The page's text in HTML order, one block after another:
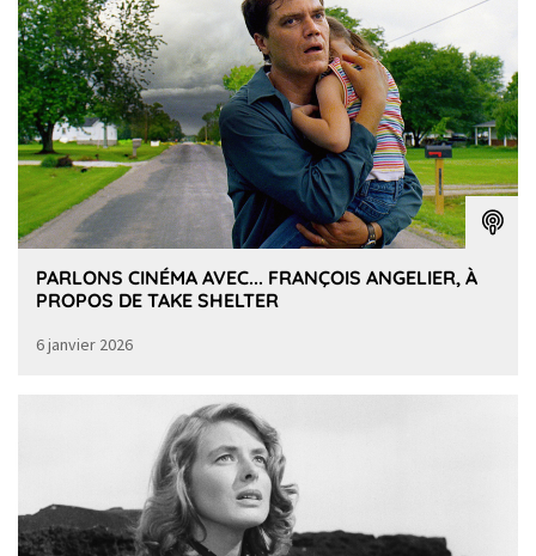
PARLONS CINÉMA AVEC... FRANÇOIS ANGELIER, À
PROPOS DE TAKE SHELTER
6 janvier 2026